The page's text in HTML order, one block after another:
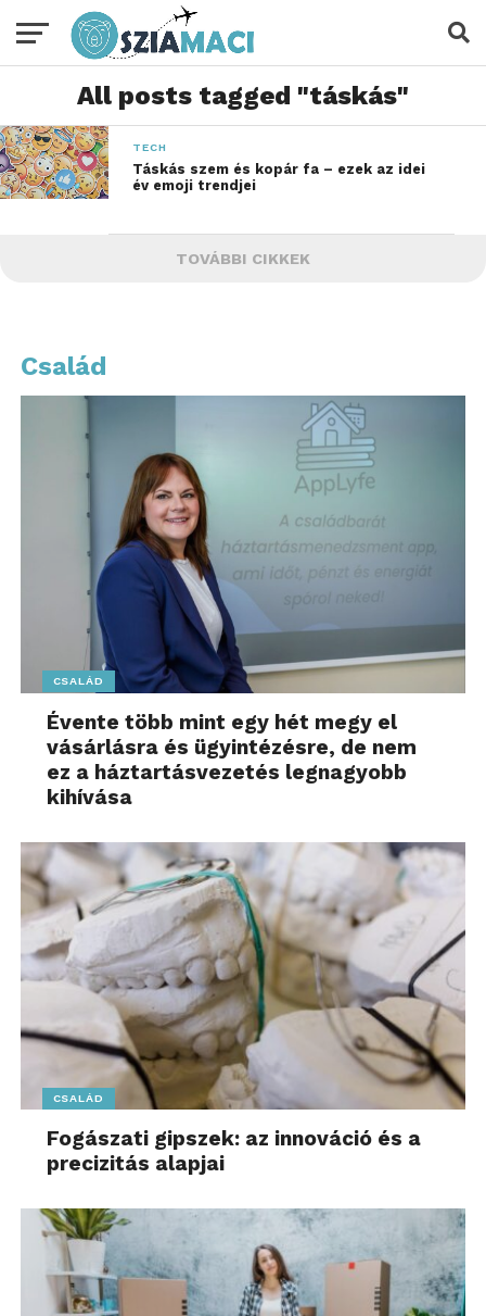
All posts tagged "táskás"
TECH
Táskás szem és kopár fa – ezek az idei
év emoji trendjei
TOVÁBBI CIKKEK
Család
CSALÁD
Évente több mint egy hét megy el
vásárlásra és ügyintézésre, de nem
ez a háztartásvezetés legnagyobb
kihívása
CSALÁD
Fogászati gipszek: az innováció és a
precizitás alapjai